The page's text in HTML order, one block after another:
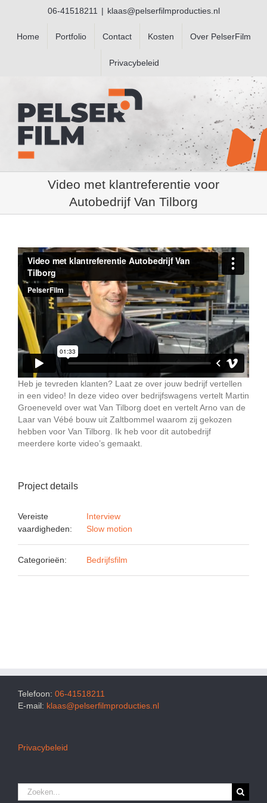
06-41518211 | klaas@pelserfilmproducties.nl
Home Portfolio Contact Kosten Over PelserFilm
Privacybeleid
Video met klantreferentie voor
Autobedrijf Van Tilborg
Heb je tevreden klanten? Laat ze over jouw bedrijf vertellen
in een video! In deze video over bedrijfswagens vertelt Martin
Groeneveld over wat Van Tilborg doet en vertelt Arno van de
Laar van Vébé bouw uit Zaltbommel waarom zij gekozen
hebben voor Van Tilborg. Ik heb voor dit autobedrijf
meerdere korte video’s gemaakt.
Project details
Vereiste
vaardigheden:
Interview
Slow motion
Categorieën: Bedrijfsfilm
Telefoon: 06-41518211
E-mail: klaas@pelserfilmproducties.nl
Privacybeleid
Zoeken
naar: